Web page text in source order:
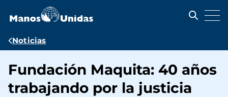
contenido
Ruta
navegación
Noticias
Fundación Maquita: 40 años
trabajando por la justicia